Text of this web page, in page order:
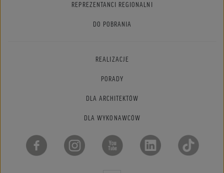
REPREZENTANCI REGIONALNI
DO POBRANIA
REALIZACJE
PORADY
DLA ARCHITEKTÓW
DLA WYKONAWCÓW